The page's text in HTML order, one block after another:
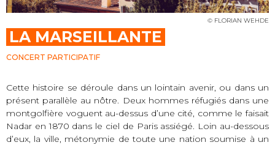
LA MARSEILLANTE
CONCERT PARTICIPATIF
© FLORIAN WEHDE
Cette histoire se déroule dans un lointain avenir, ou dans un
présent parallèle au nôtre. Deux hommes réfugiés dans une
montgolfière voguent au-dessus d’une cité, comme le faisait
Nadar en 1870 dans le ciel de Paris assiégé. Loin au-dessous
d’eux, la ville, métonymie de toute une nation soumise à un